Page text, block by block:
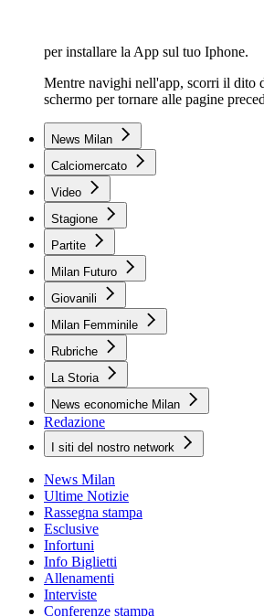
per installare la App sul tuo Iphone.
Mentre navighi nell'app, scorri il dito
schermo per tornare alle pagine
News Milan
Calciomercato
Video
Stagione
Partite
Milan Futuro
Giovanili
Milan Femminile
Rubriche
La Storia
News economiche Milan
Redazione
I siti del nostro network
News Milan
Ultime Notizie
Rassegna stampa
Esclusive
Infortuni
Info Biglietti
Allenamenti
Interviste
Conferenze stampa